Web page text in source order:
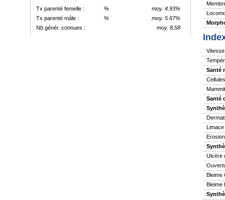
Tx parenté femelle : %
moy. 4.93%
Tx parenté mâle :
%
moy. 5.67%
Nb génér. connues :
moy. 8.58
Santé
Cellules
Santé
Limace
Erosion
Ulcère
Bleime
Bleime